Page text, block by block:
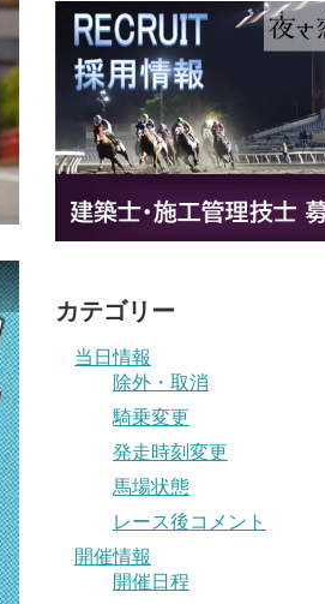
カテゴリー
当日情報
除外・取消
騎乗変更
発走時刻変更
馬場状態
レース後コメント
開催情報
開催日程